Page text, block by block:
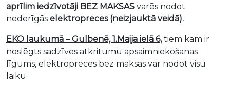
aprīlim iedzīvotāji BEZ MAKSAS varēs nodot
nederīgās elektropreces (neizjauktā veidā).
EKO laukumā – Gulbenē, 1.Maija ielā 6,tiem kam ir
noslēgts sadzīves atkritumu apsaimniekošanas
līgums, elektropreces bez maksas var nodot visu
laiku.